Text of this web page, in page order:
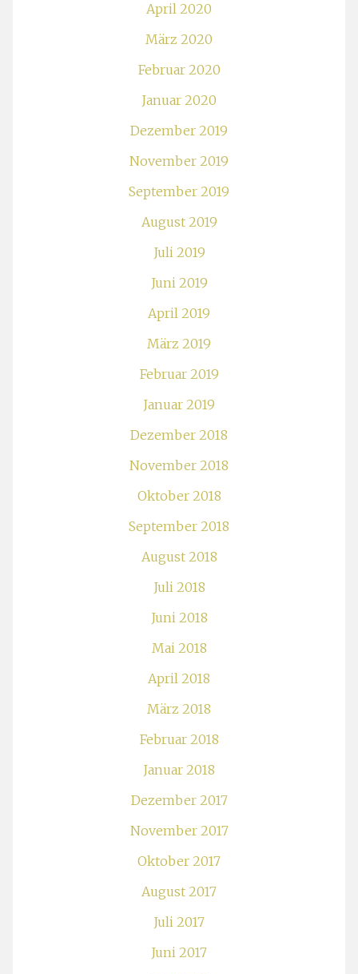
April 2020
März 2020
Februar 2020
Januar 2020
Dezember 2019
November 2019
September 2019
August 2019
Juli 2019
Juni 2019
April 2019
März 2019
Februar 2019
Januar 2019
Dezember 2018
November 2018
Oktober 2018
September 2018
August 2018
Juli 2018
Juni 2018
Mai 2018
April 2018
März 2018
Februar 2018
Januar 2018
Dezember 2017
November 2017
Oktober 2017
August 2017
Juli 2017
Juni 2017